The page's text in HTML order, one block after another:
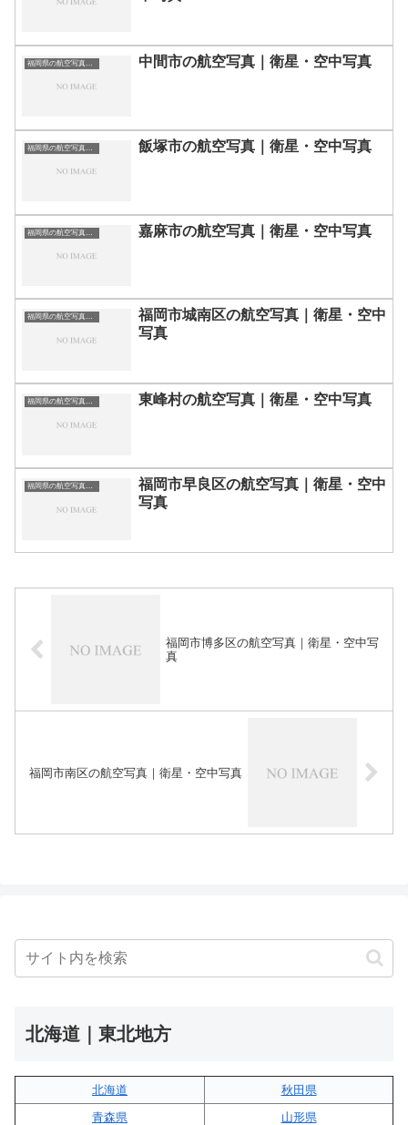
中間市の航空写真｜衛星・空中写真
飯塚市の航空写真｜衛星・空中写真
嘉麻市の航空写真｜衛星・空中写真
福岡県の航空写真・空中写真
福岡市城南区の航空写真｜衛星・空中
写真
福岡県の航空写真・空中写真 東峰村の航空写真｜衛星・空中写真
福岡県の航空写真・空中写真
福岡市早良区の航空写真｜衛星・空中
写真
福岡市博多区の航空写真｜衛星・空中写
真
福岡市南区の航空写真｜衛星・空中写真
北海道｜東北地方
北海道
秋田県
青森県
山形県